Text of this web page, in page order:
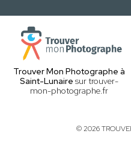
Trouver Mon Photographe à
Saint-Lunaire sur trouver-
mon-photographe.fr
© 2026